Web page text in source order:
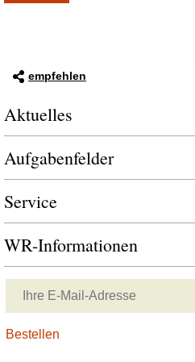
empfehlen
Aktuelles
Aufgabenfelder
Service
WR-Informationen